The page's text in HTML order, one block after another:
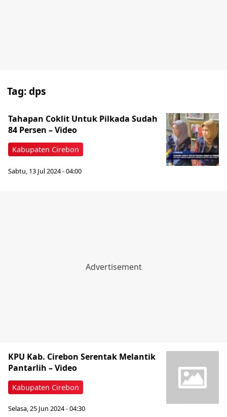
Tag:dps
Kabupaten Cirebon
Tahapan Coklit Untuk Pilkada Sudah
84 Persen – Video
Sabtu, 13 Jul 2024 - 04:00
Kabupaten Cirebon
KPU Kab. Cirebon Serentak Melantik
Pantarlih – Video
Selasa, 25 Jun 2024 - 04:30